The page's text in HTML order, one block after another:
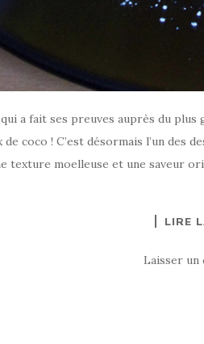
a fait ses preuves auprès du
de coco ! C’est désormais l’un des
texture moelleuse et une saveur
LIRE
Laisser un